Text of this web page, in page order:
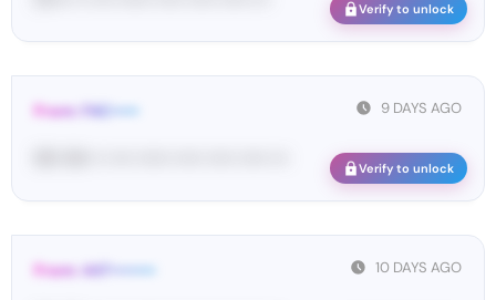
Verify to unlock
9 DAYS AGO
From: FAC•••••
Verify to unlock
10 DAYS AGO
From: 447••••••••